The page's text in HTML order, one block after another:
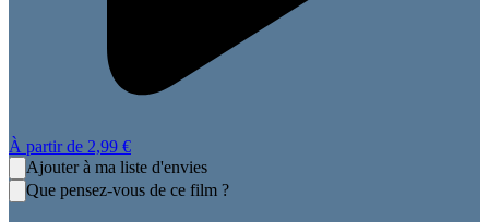
À partir de 2,99 €
Ajouter à ma liste d'envies
Que pensez-vous de ce film ?